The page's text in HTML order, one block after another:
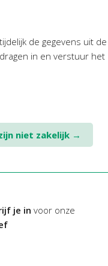
de gegevens uit de
in en verstuur het
niet zakelijk →
je in voor onze